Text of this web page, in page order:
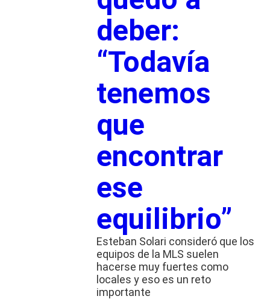
deber:
“Todavía
tenemos
que
encontrar
ese
equilibrio”
Esteban Solari consideró que los
equipos de la MLS suelen
hacerse muy fuertes como
locales y eso es un reto
importante